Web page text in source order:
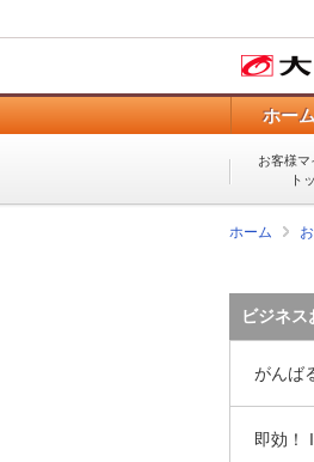
ホーム
お客様マ
ト
ホーム
ビジネス
がんば
即効！